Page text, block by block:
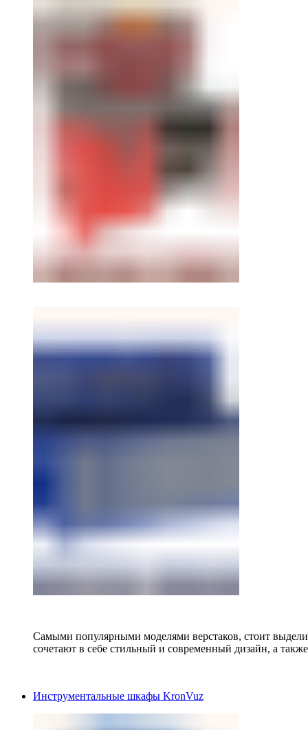
Самыми популярными моделями верстаков, стоит
сочетают в себе стильный и современный дизайн, а
Инструментальные шкафы KronVuz